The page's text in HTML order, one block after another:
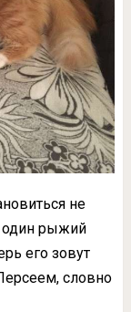
не
один рыжий
его зовут
словно